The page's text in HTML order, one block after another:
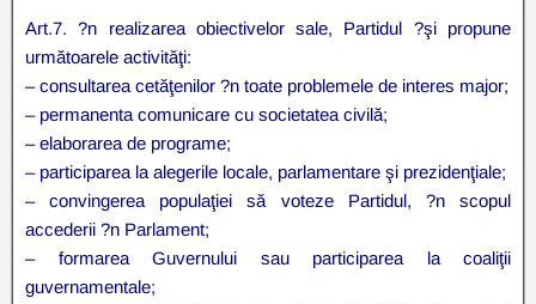
Art.7. ?n realizarea obiectivelor sale, Partidul ?şi propune
următoarele activităţi:
– consultarea cetăţenilor ?n toate problemele de interes major;
– permanenta comunicare cu societatea civilă;
– elaborarea de programe;
– participarea la alegerile locale, parlamentare şi prezidenţiale;
– convingerea populaţiei să voteze Partidul, ?n scopul
accederii ?n Parlament;
– formarea Guvernului sau participarea la coaliţii
guvernamentale;